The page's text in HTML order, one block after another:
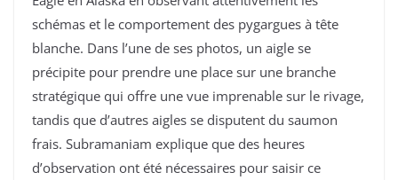
schémas et le comportement des pygargues à tête
blanche. Dans l’une de ses photos, un aigle se
précipite pour prendre une place sur une branche
stratégique qui offre une vue imprenable sur le rivage,
tandis que d’autres aigles se disputent du saumon
frais. Subramaniam explique que des heures
d’observation ont été nécessaires pour saisir ce